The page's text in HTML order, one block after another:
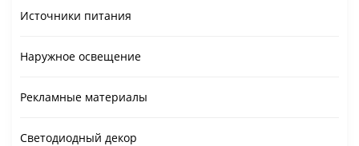
Источники питания
Наружное освещение
Рекламные материалы
Светодиодный декор